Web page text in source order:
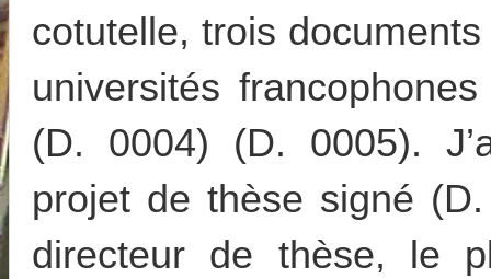
cotutelle, trois
universités
(D. 0004) (D. 0005).
projet de thèse signé
directeur de thèse, le